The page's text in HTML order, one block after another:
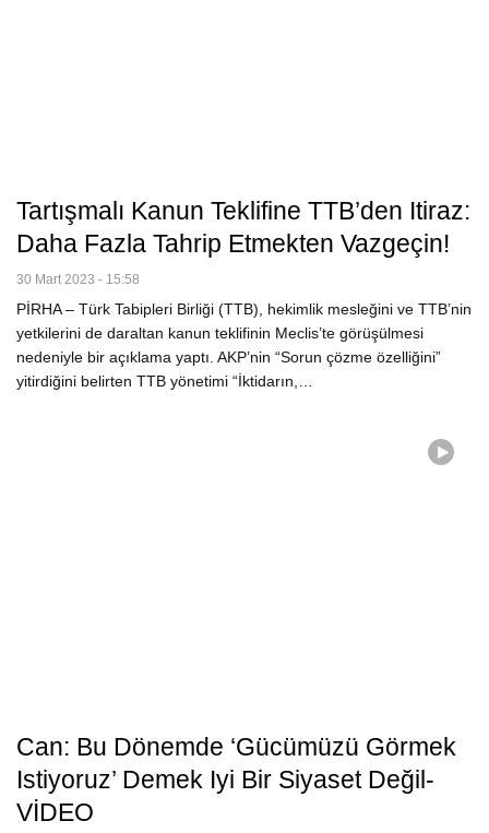
Tartışmalı Kanun Teklifine TTB’den Itiraz:
Daha Fazla Tahrip Etmekten Vazgeçin!
30 Mart 2023 - 15:58
PİRHA – Türk Tabipleri Birliği (TTB), hekimlik mesleğini ve TTB’nin
yetkilerini de daraltan kanun teklifinin Meclis’te görüşülmesi
nedeniyle bir açıklama yaptı. AKP’nin “Sorun çözme özelliğini”
yitirdiğini belirten TTB yönetimi “İktidarın,…
Can: Bu Dönemde ‘Gücümüzü Görmek
Istiyoruz’ Demek Iyi Bir Siyaset Değil-
VİDEO